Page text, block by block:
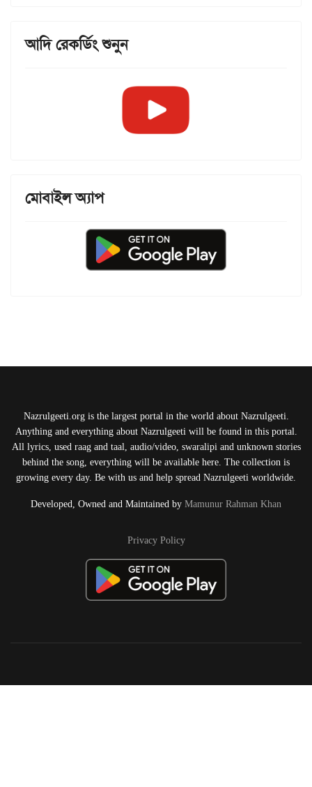
আদি রেকর্ডিং শুনুন
মোবাইল অ্যাপ
Nazrulgeeti.org is the largest portal in the world about Nazrulgeeti.
Anything and everything about Nazrulgeeti will be found in this portal.
All lyrics, used raag and taal, audio/video, swaralipi and unknown stories
behind the song, everything will be available here. The collection is
growing every day. Be with us and help spread Nazrulgeeti worldwide.
Developed, Owned and Maintained by Mamunur Rahman Khan
Privacy Policy